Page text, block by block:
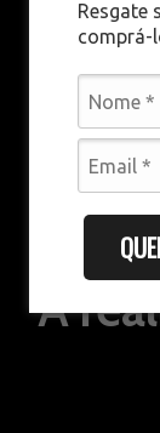
Resgate
comprá-
A